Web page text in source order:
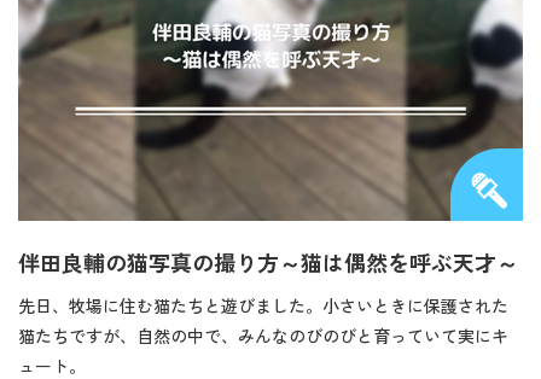
伴田良輔の猫写真の撮り方～猫は偶然を呼ぶ天才～
先日、牧場に住む猫たちと遊びました。小さいときに保護された
猫たちですが、自然の中で、みんなのびのびと育っていて実にキ
ュート。